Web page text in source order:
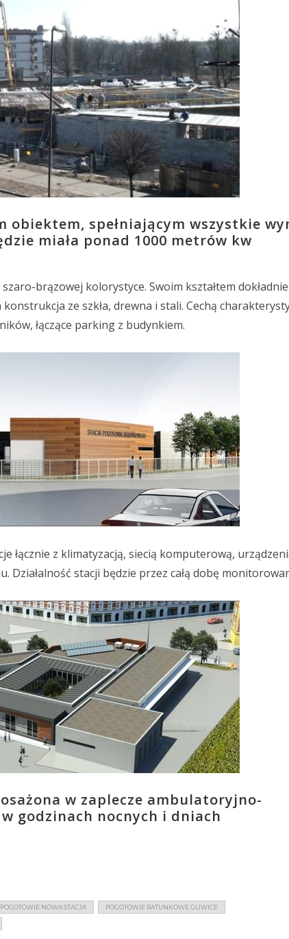
obiektem, spełniającym wszystkie
miała ponad 1000 metrów kw
brązowej kolorystyce. Swoim kształtem
ze szkła, drewna i stali. Cechą
łączące parking z budynkiem.
łącznie z klimatyzacją, siecią komputerową,
Działalność stacji będzie przez całą dobę
w zaplecze ambulatoryjno-
godzinach nocnych i dniach
POGOTOWIE NOWA STACJA POGOTOWIE RATUNKOWE GLIWICE